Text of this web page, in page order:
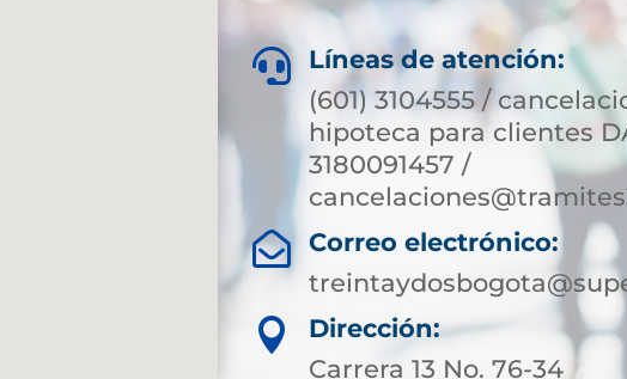

Líneas de atención:
(601) 3104555 /
hipoteca para clientes
3180091457 /

Correo electrónico:

Dirección:
Carrera 13 No. 76-34